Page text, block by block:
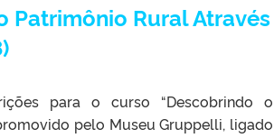
Patrimônio Rural Através
para o curso “Descobrindo o
pelo Museu Gruppelli, ligado